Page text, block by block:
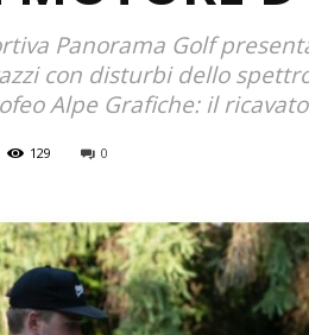
Panorama Golf
con disturbi dello
Alpe Grafiche: il
129 0